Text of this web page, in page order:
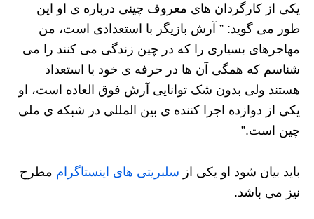
یکی از کارگردان های معروف چینی درباره ی او این
طور می گوید: ” آرش بازیگر با استعدادی است، من
مهاجرهای بسیاری را که در چین زندگی می کنند را می
شناسم که همگی آن ها در حرفه ی خود با استعداد
هستند ولی بدون شک توانایی آرش فوق العاده است، او
یکی از دوازده اجرا کننده ی بین المللی در شبکه ی ملی
چین است.”
باید بیان شود او یکی از سلبریتی های اینستاگرام مطرح
نیز می باشد.